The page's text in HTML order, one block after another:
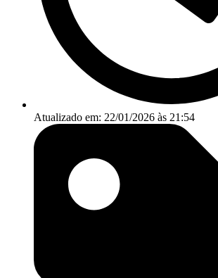
Atualizado em: 22/01/2026 às 21:54